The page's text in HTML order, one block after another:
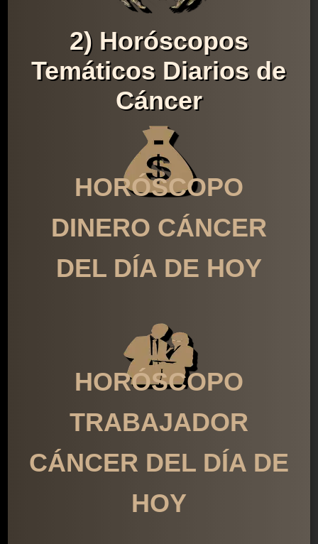
2) Horóscopos
Temáticos Diarios de
Cáncer
HORÓSCOPO
DINERO CÁNCER
DEL DÍA DE HOY
HORÓSCOPO
TRABAJADOR
CÁNCER DEL DÍA DE
HOY